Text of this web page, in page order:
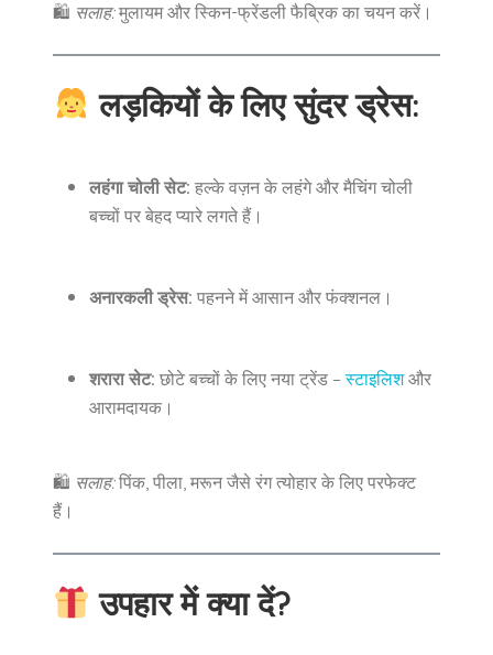
🛍 सलाह:मुलायम और स्किन-फ्रेंडली फैब्रिक का चयन करें।
लड़कियों के लिए सुंदर ड्रेस:
लहंगा चोली सेट: हल्के वज़न के लहंगे और मैचिंग चोली
बच्चों पर बेहद प्यारे लगते हैं।
अनारकली ड्रेस: पहनने में आसान और फंक्शनल।
शरारा सेट: छोटे बच्चों के लिए नया ट्रेंड –स्टाइलिशऔर
आरामदायक।
🛍 सलाह:पिंक, पीला, मरून जैसे रंग त्योहार के लिए परफेक्ट
हैं।
उपहार में क्या दें?